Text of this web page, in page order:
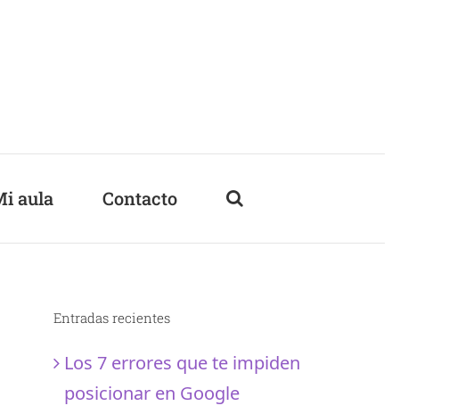
aula Contacto
Entradas recientes
Los 7 errores que te impiden
posicionar en Google